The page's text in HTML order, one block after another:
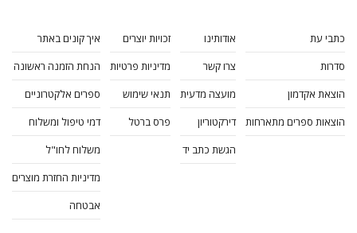
כתבי עת
סדרות
הוצאת אקדמון
הוצאות ספרים מתארחות
אודותינו
צרו קשר
מועצה מדעית
דירקטוריון
הגשת כתב יד
זכויות יוצרים
מדיניות פרטיות
תנאי שימוש
פרס ברטל
איך קונים באתר
הנחת הזמנה ראשונה
ספרים אלקטרוניים
דמי טיפול ומשלוח
משלוח לחו"ל
מדיניות החזרת מוצרים
אבטחה